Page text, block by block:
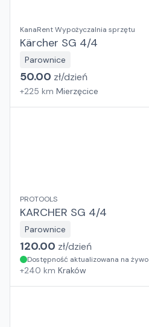
KanaRent Wypożyczalnia sprzętu
Kärcher SG 4/4
Parownice
50.00 zł/dzień
+225 km Mierzęcice
PROTOOLS
KARCHER SG 4/4
Parownice
120.00 zł/dzień
Dostępność aktualizowana na żywo
+240 km Kraków